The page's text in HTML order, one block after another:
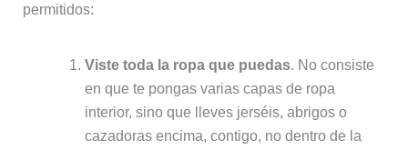
permitidos:
Viste toda la ropa que puedas. No consiste
en que te pongas varias capas de ropa
interior, sino que lleves jerséis, abrigos o
cazadoras encima, contigo, no dentro de la